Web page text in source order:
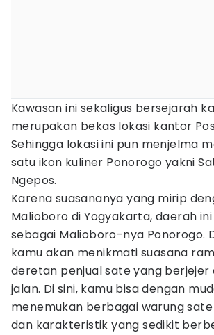
Kawasan ini sekaligus bersejarah
merupakan bekas lokasi kantor
Sehingga lokasi ini pun menjelma
satu ikon kuliner Ponorogo yakni
Ngepos.
Karena suasananya yang mirip
Malioboro di Yogyakarta, daerah
sebagai Malioboro-nya Ponorogo.
kamu akan menikmati suasana
deretan penjual sate yang berjejer
jalan. Di sini, kamu bisa dengan
menemukan berbagai warung
dan karakteristik yang sedikit